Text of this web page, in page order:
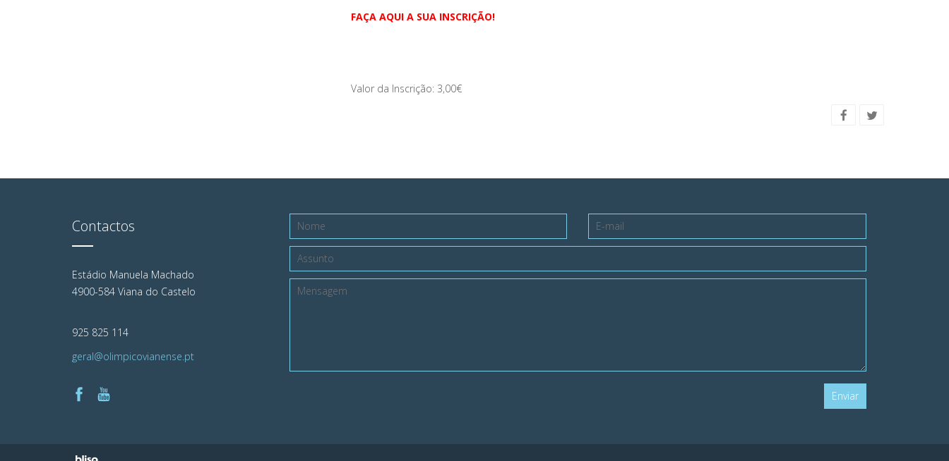
FAÇA AQUI A SUA INSCRIÇÃO!
Valor da Inscrição: 3,00€
Contactos
Estádio Manuela Machado
4900-584 Viana do Castelo
925 825 114
geral@olimpicovianense.pt